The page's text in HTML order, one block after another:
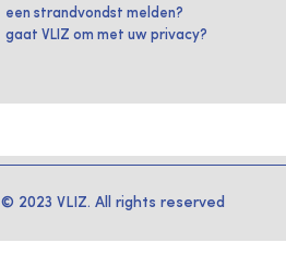
een strandvondst melden?
gaat VLIZ om met uw privacy?
© 2023 VLIZ. All rights reserved